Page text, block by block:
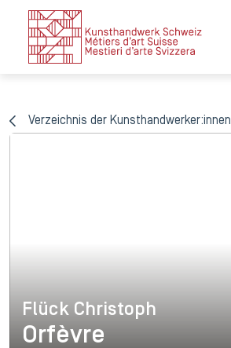
Verzeichnis der Kunsthandwerker:innen
Flück Christoph
Flück Christoph
Orfèvre